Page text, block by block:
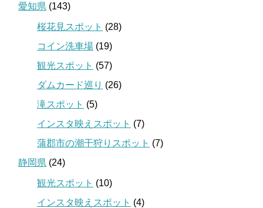
愛知県 (143)
桜花見スポット (28)
コイン洗車場 (19)
観光スポット (57)
ダムカード巡り (26)
滝スポット (5)
インスタ映えスポット (7)
蒲郡市の潮干狩りスポット (7)
静岡県 (24)
観光スポット (10)
インスタ映えスポット (4)